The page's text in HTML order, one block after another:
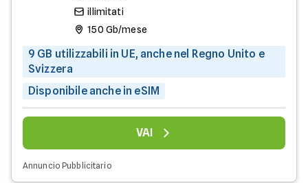
illimitati
150 Gb/mese
9 GB utilizzabili in UE, anche nel Regno Unito e
Svizzera
Disponibile anche in eSIM
VAI
Annuncio Pubblicitario